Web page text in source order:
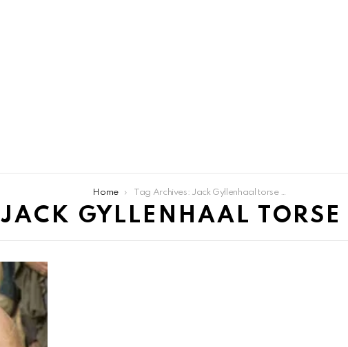
Home Tag Archives: Jack Gyllenhaal torse nue
JACK GYLLENHAAL TORSE